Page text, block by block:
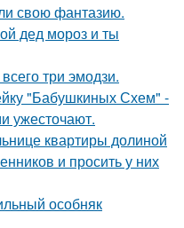
свою фантазию.
дед мороз и ты
три эмодзи.
"Бабушкиных Схем" -
ужесточают.
квартиры долиной
и просить у них
особняк